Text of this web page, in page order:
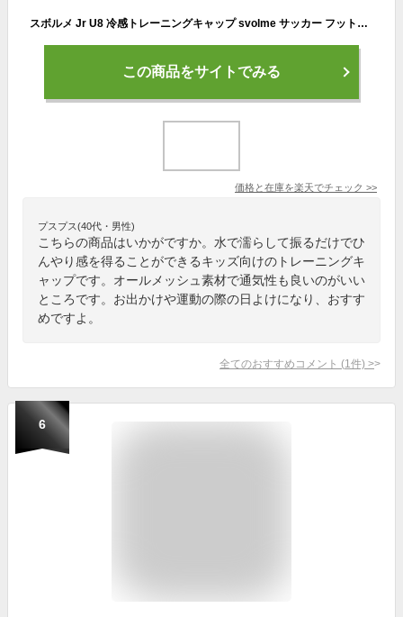
スボルメ Jr U8 冷感トレーニングキャップ svolme サッカー フットサル 帽子 熱中症対策 日除け 紫外線防止 クール スポーツ カジュアル ジュニア キッズ 子供 (1251-40221)
この商品をサイトでみる
価格と在庫を楽天でチェック >>
プスプス(40代・男性)
こちらの商品はいかがですか。水で濡らして振るだけでひ
んやり感を得ることができるキッズ向けのトレーニングキ
ャップです。オールメッシュ素材で通気性も良いのがいい
ところです。お出かけや運動の際の日よけになり、おすす
めですよ。
全てのおすすめコメント (1 件) >
6